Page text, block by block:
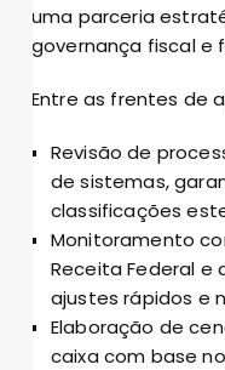
uma parceria
governança fiscal e
Entre as frentes de
Revisão de
de sistemas,
classificações
Monitoramento
Receita Federal e
ajustes rápidos e
Elaboração de
caixa com base